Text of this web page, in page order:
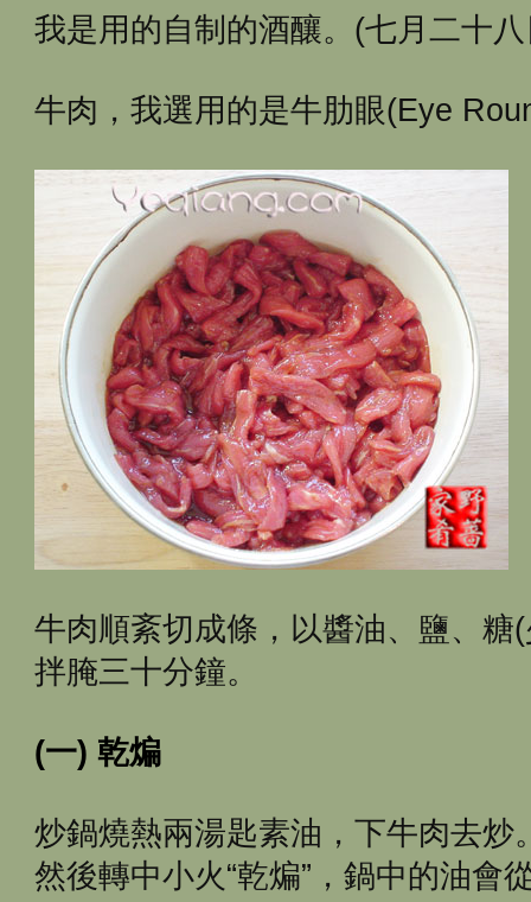
我是用的自制的酒釀。(七月二十
牛肉，我選用的是牛肋眼(Eye
牛肉順紊切成條，以醬油、鹽、糖
拌腌三十分鐘。
(一) 乾煸
炒鍋燒熱兩湯匙素油，下牛肉去炒
然後轉中小火“乾煸”，鍋中的油會